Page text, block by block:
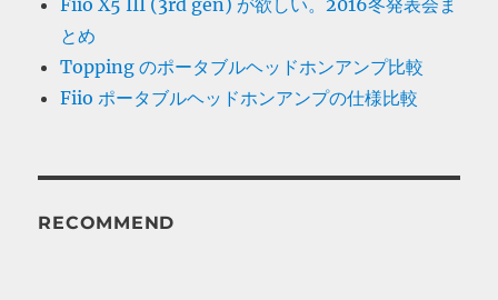
とめ
Topping のポータブルヘッドホンアンプ比較
Fiio ポータブルヘッドホンアンプの仕様比較
RECOMMEND